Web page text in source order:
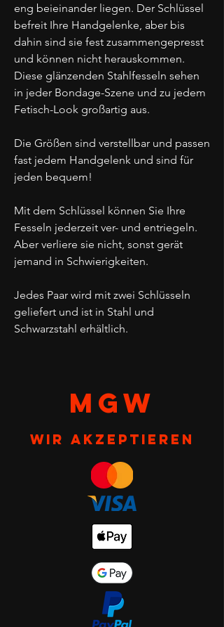
eng beieinander liegen. Der Schlüssel
befreit Ihre Handgelenke, aber bis
dahin sind sie fest zusammengepresst
und können nicht herauskommen.
Diese glänzenden Stahlfesseln sehen
in jeder Bondage-Szene und zu jedem
Fetisch-Look großartig aus.
Die Größen sind verstellbar und passen
fast jedem Handgelenk und sind für
jeden bequem!
Mit dem Schlüssel können Sie Ihre
Fesseln jederzeit ver- und entriegeln.
Aber verliere sie nicht, sonst gerät
jemand in Schwierigkeiten.
Jedes Paar wird mit zwei Schlüsseln
geliefert und ist in Stahl und
Schwarzstahl erhältlich.
MGW
Wir akzeptieren